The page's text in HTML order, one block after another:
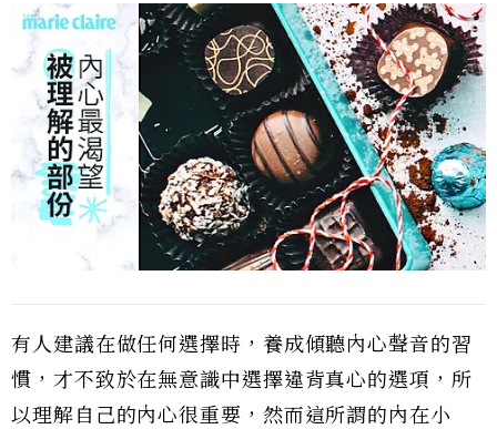
有人建議在做任何選擇時，養成傾聽內心聲音的習
慣，才不致於在無意識中選擇違背真心的選項，所
以理解自己的內心很重要，然而這所謂的內在小